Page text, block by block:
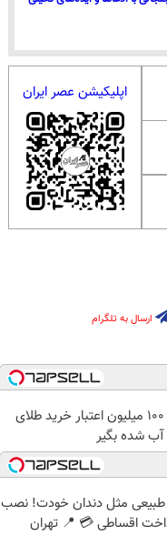
اپلیکیشن عصر ایران
ارسال به تلگرام
100 میلیون اعتبار خرید طلای
آب شده بگیر
مثل دندان خودت! نصب
اقساطی 💳 📍 تهران